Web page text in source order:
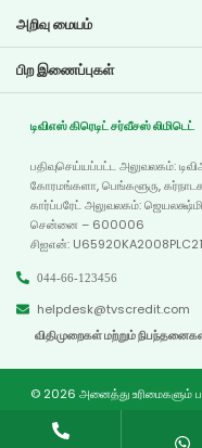
அறிவு மையம்
வலைப்பதிவுகள்
அடிக்கடி கேட்கப்படும்
சான்றுகள்
வீடியோ கேலரி
பிற இணைப்புகள்
டீலர் இருப்பிடம்
வரைபடம்
டிவிஎஸ் கிரெடிட் சர்வீசஸ் லிமிடெட்
பதிவுசெய்யப்பட்ட அலுவலகம்:
கோரமங்களா, பெங்களூரு,
கார்ப்பரேட் அலுவலகம்:
சென்னை – 600006
சிஐஎன்:
044-66-123456
helpdesk@tvscredit.com
விதிமுறைகள் மற்றும்
© 2026 அனைத்து உரிமைகளும்